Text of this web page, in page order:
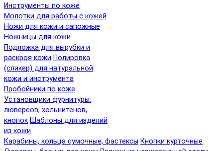
Инструменты по коже
Молотки для работы с кожей
Ножи для кожи и сапожные
Ножницы для кожи
Подложка для вырубки и
раскроя кожи Полировка
(сликер) для натуральной
кожи и инструмента
Пробойники по коже
Установщики фурнитуры:
люверсов, хольнитенов,
кнопок Шаблоны для изделий
из кожи
Карабины, кольца сумочные, фастексы Кнопки курточные